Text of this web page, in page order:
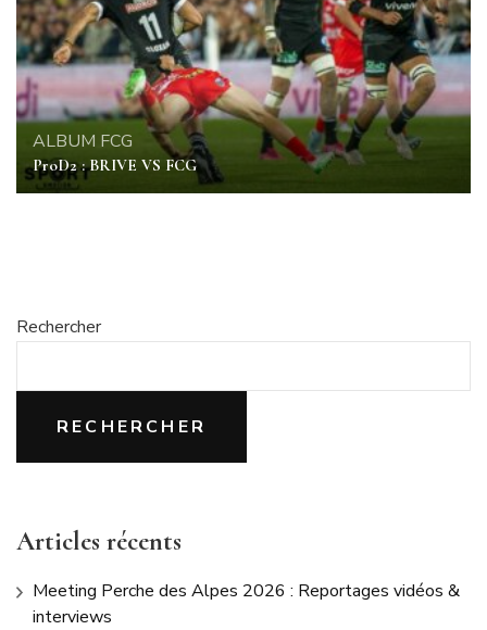
ALBUM FCG
ProD2 : BRIVE VS FCG
Rechercher
RECHERCHER
Articles récents
Meeting Perche des Alpes 2026 : Reportages vidéos &
interviews